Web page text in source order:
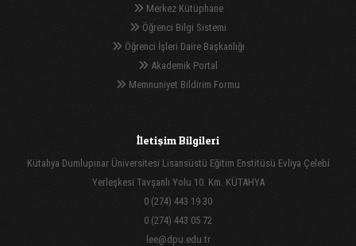
Merkez Kütüphane
Öğrenci Bilgi Sistemi
Öğrenci İşleri Daire Başkanlığı
Akademik Portal
Memnuniyet Bildirim Formu
İletişim Bilgileri
Kütahya Dumlupınar Üniversitesi Lisansüstü Eğitim Enstitüsü Evliya Çelebi
Yerleşkesi Tavşanlı Yolu 10. Km. KÜTAHYA
0 (274) 443 19 30
0 (274) 443 05 72
lee@dpu.edu.tr